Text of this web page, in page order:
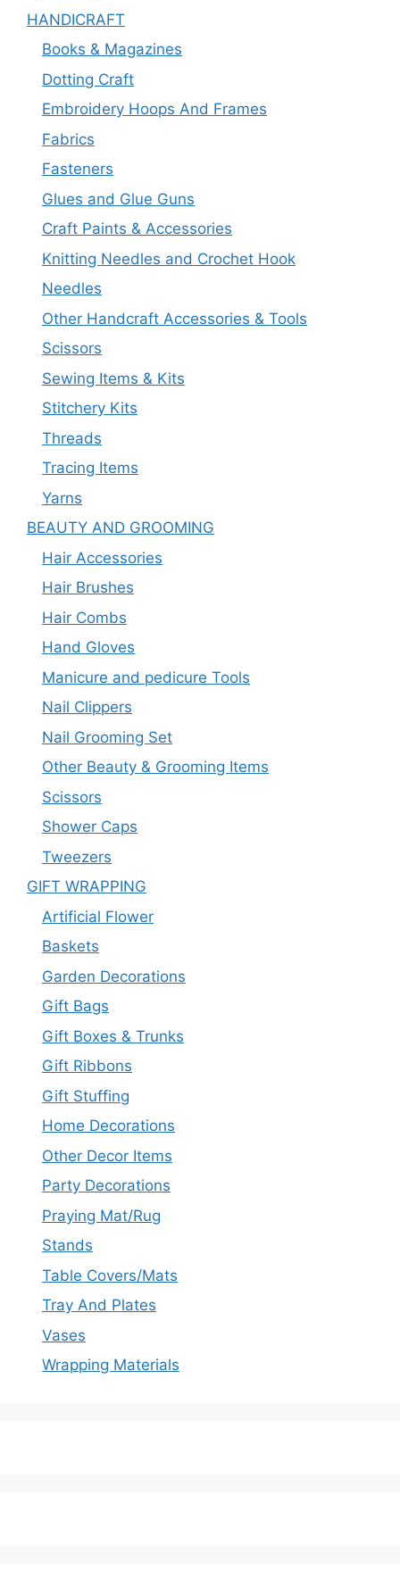
HANDICRAFT
Books & Magazines
Dotting Craft
Embroidery Hoops And Frames
Fabrics
Fasteners
Glues and Glue Guns
Craft Paints & Accessories
Knitting Needles and Crochet Hook
Needles
Other Handcraft Accessories & Tools
Scissors
Sewing Items & Kits
Stitchery Kits
Threads
Tracing Items
Yarns
BEAUTY AND GROOMING
Hair Accessories
Hair Brushes
Hair Combs
Hand Gloves
Manicure and pedicure Tools
Nail Clippers
Nail Grooming Set
Other Beauty & Grooming Items
Scissors
Shower Caps
Tweezers
GIFT WRAPPING
Artificial Flower
Baskets
Garden Decorations
Gift Bags
Gift Boxes & Trunks
Gift Ribbons
Gift Stuffing
Home Decorations
Other Decor Items
Party Decorations
Praying Mat/Rug
Stands
Table Covers/Mats
Tray And Plates
Vases
Wrapping Materials